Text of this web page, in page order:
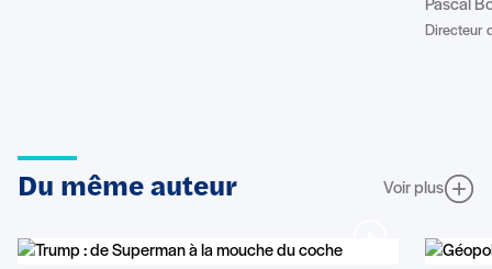
Pascal
Directeur
Du même auteur Voir plus